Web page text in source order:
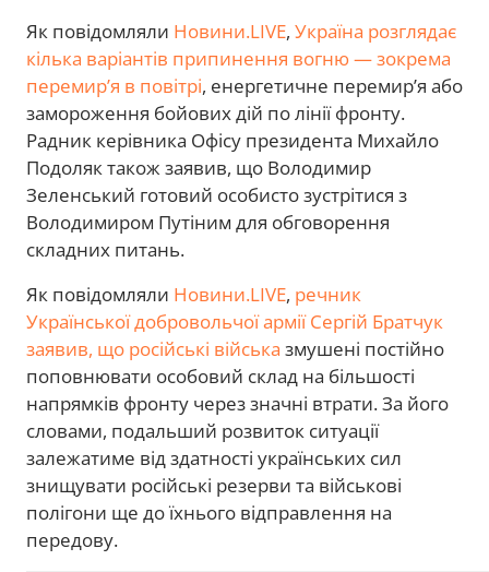
Як повідомляли Новини.LIVE, Україна розглядає
кілька варіантів припинення вогню — зокрема
перемир’я в повітрі, енергетичне перемир’я або
замороження бойових дій по лінії фронту.
Радник керівника Офісу президента Михайло
Подоляк також заявив, що Володимир
Зеленський готовий особисто зустрітися з
Володимиром Путіним для обговорення
складних питань.
Як повідомляли Новини.LIVE, речник
Української добровольчої армії Сергій Братчук
заявив, що російські війська змушені постійно
поповнювати особовий склад на більшості
напрямків фронту через значні втрати. За його
словами, подальший розвиток ситуації
залежатиме від здатності українських сил
знищувати російські резерви та військові
полігони ще до їхнього відправлення на
передову.